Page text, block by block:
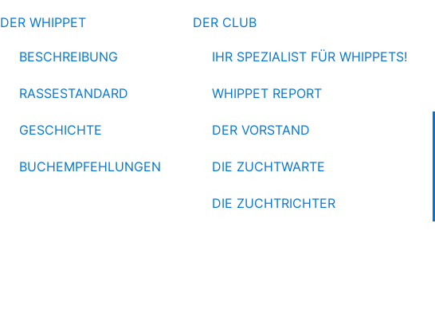
DER WHIPPET
BESCHREIBUNG
RASSESTANDARD
GESCHICHTE
BUCHEMPFEHLUNGEN
DER CLUB
IHR SPEZIALIST FÜR WHIPPETS!
WHIPPET REPORT
DER VORSTAND
DIE ZUCHTWARTE
DIE ZUCHTRICHTER